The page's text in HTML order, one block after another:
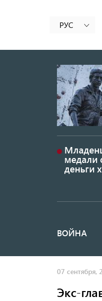
РУС
медали
деньги
ВОЙНА
07 сентября,
Экс-